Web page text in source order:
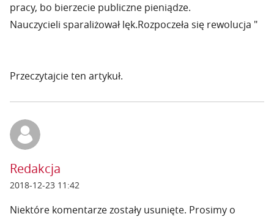
pracy, bo bierzecie publiczne pieniądze.
Nauczycieli sparaliżował lęk.Rozpoczeła się rewolucja "
Przeczytajcie ten artykuł.
Redakcja
2018-12-23 11:42
Niektóre komentarze zostały usunięte. Prosimy o